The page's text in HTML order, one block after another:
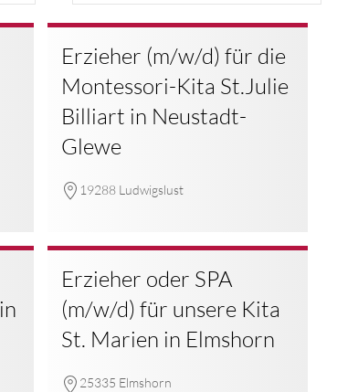
Erzieher (m/w/d) für die
Montessori-Kita St.Julie
Billiart in Neustadt-
Glewe
19288 Ludwigslust
Erzieher oder SPA
(m/w/d) für unsere Kita
St. Marien in Elmshorn
25335 Elmshorn